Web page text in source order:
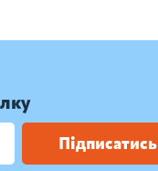
Підписатись